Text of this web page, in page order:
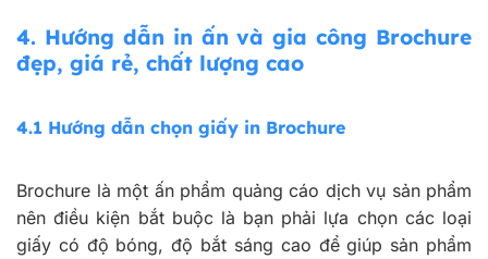
4. Hướng dẫn in ấn và gia công Brochure
đẹp, giá rẻ, chất lượng cao
4.1 Hướng dẫn chọn giấy in Brochure
Brochure là một ấn phẩm quảng cáo dịch vụ sản phẩm
nên điều kiện bắt buộc là bạn phải lựa chọn các loại
giấy có độ bóng, độ bắt sáng cao để giúp sản phẩm